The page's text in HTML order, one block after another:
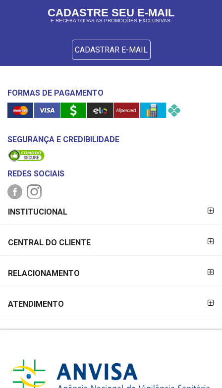
CADASTRE SEU E-MAIL
E RECEBA TODAS AS PROMOÇÕES EXCLUSIVAS.
CADASTRAR E-MAIL
FORMAS DE PAGAMENTO
SEGURANÇA E CREDIBILIDADE
REDES SOCIAIS
PAGAMENTO
INSTITUCIONAL
CENTRAL DO CLIENTE
RELACIONAMENTO
ATENDIMENTO